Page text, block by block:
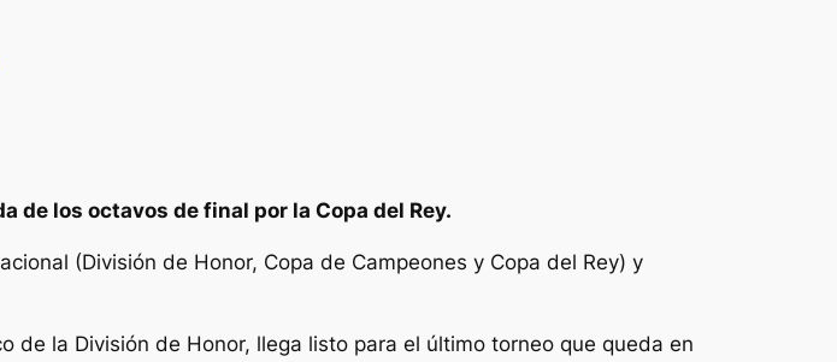
de los octavos de final por la Copa del Rey.
(División de Honor, Copa de Campeones y Copa del Rey) y
de la División de Honor, llega listo para el último torneo que queda en